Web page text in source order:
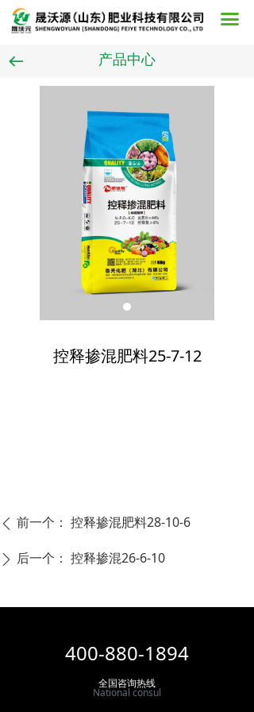
끀
首页
关于我们
产品中心
控释掺混肥料25-7-12
产品中心
뀷
ꄴ 前一个： 控释掺混肥料28-10-6
ꄲ 后一个： 控释掺混26-6-10
400-880-1894
全国咨询热线
National consul